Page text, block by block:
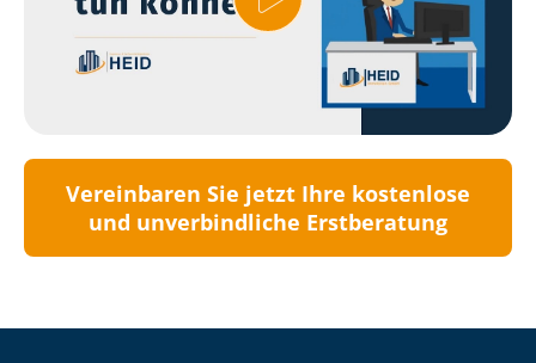
Vereinbaren Sie jetzt Ihre kostenlose
und unverbindliche Erstberatung